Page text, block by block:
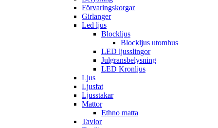
Förvaringskorgar
Girlanger
Led ljus
Blockljus
Blockljus utomhus
LED ljusslingor
Julgransbelysning
LED Kronljus
Ljus
Ljusfat
Ljusstakar
Mattor
Ethno matta
Tavlor